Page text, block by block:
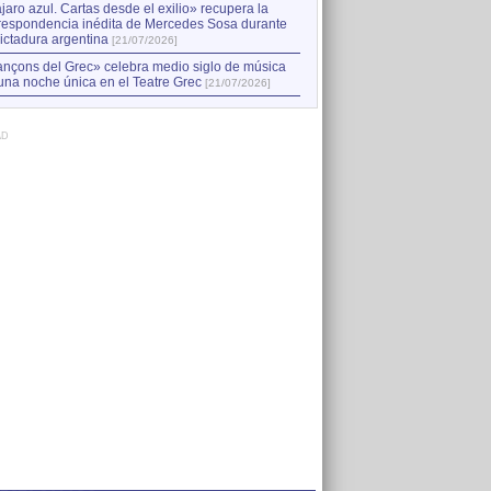
azul. Cartas desde el exilio» recupera la
inédita de Mercedes Sosa durante
argentina [21/07/2026]
del Grec» celebra medio siglo de música
noche única en el Teatre Grec [21/07/2026]